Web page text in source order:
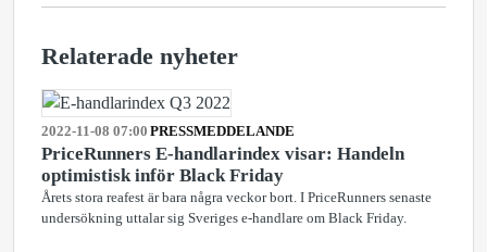
Relaterade nyheter
2022-11-08 07:00 PRESSMEDDELANDE
PriceRunners E-handlarindex visar: Handeln
optimistisk inför Black Friday
Årets stora reafest är bara några veckor bort. I PriceRunners senaste
undersökning uttalar sig Sveriges e-handlare om Black Friday.